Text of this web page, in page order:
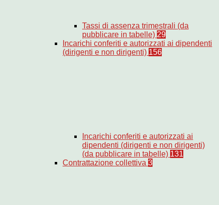
Tassi di assenza trimestrali (da
pubblicare in tabelle) 29
Incarichi conferiti e autorizzati ai dipendenti
(dirigenti e non dirigenti) 156
Incarichi conferiti e autorizzati ai
dipendenti (dirigenti e non dirigenti)
(da pubblicare in tabelle) 131
Contrattazione collettiva 3